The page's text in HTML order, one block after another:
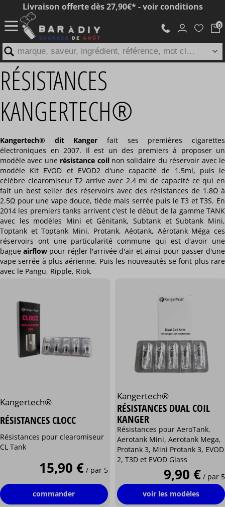
RÉSISTANCES
KANGERTECH®
Kangertech® dit Kanger fait ses premières cigarettes
électroniques en 2007. Il est un des premiers à proposer un
modèle avec une résistance coil non solidaire du réservoir avec le
modèle Kit EVOD et EVOD2 d'une capacité de 1.5ml, puis le
célèbre clearomiseur T2 arrive avec 2.4 ml de capacité ce qui en
fait un best seller des réservoirs avec des résistances de 1.8Ω à
2.5Ω pour une vape douce, tiède mais serrée puis le T3 et T3S. En
2014 les premiers tanks arrivent c'est le début de la gamme TANK
avec les modèles Mini et Génitank, Subtank et Subtank Mini,
Toptank et Toptank Mini, Protank, Aéotank, Aérotank Méga ces
réservoirs ont une particularité commune qui est d'avoir une
bagueairflow pour régler l'arrivée d'air et ainsi pour passer d'une
vape serrée à plus aérienne. Puis les nouveautés se font plus rare
avec le Pangu, Ripple, Riok.
Kangertech®
RÉSISTANCES CLOCC
Résistances pour clearomiseur
CL Tank
15,90 € / par 5
commander
Kangertech®
RÉSISTANCES DUAL COIL
KANGER
Résistances pour AeroTank,
Aerotank Mini, Aerotank Mega,
Protank 3, Mini Protank 3, EVOD
2, T3D et EVOD Glass
9,90 € / par 5
voir les modèles
Livraison offerte dès 27,90€* - voir conditions
marque, saveur, ingrédient, référence, mot clé...